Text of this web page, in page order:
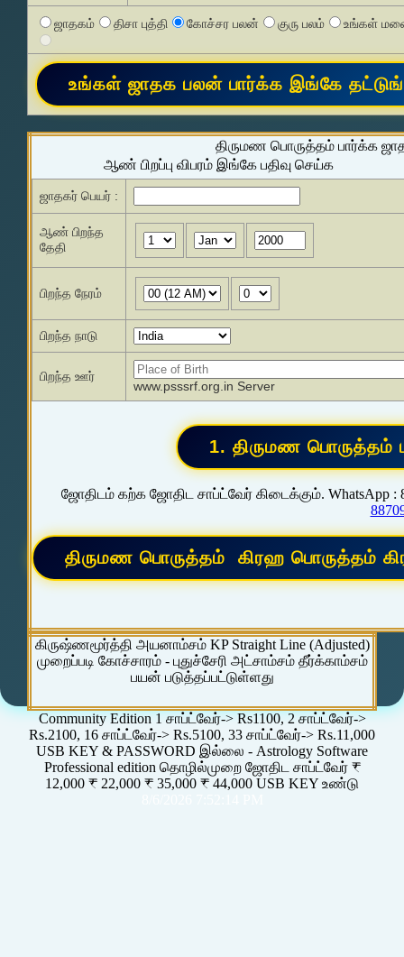
ஜாதகம் திசா புத்தி கோச்சர பலன் குரு பலம் உங்கள்
திருமண பொருத்தம் பார்க்க
ஆண் பிறப்பு விபரம் இங்கே பதிவு செய்க
ஜாதகர் பெயர் :
ஆண் பிறந்த
தேதி
பிறந்த நேரம்
பிறந்த நாடு
பிறந்த ஊர்
www.psssrf.org.in Server
ஜோதிடம் கற்க ஜோதிட சாப்ட்வேர் கிடைக்கும். WhatsApp :
கிருஷ்ணமூர்த்தி அயனாம்சம் KP Straight Line (Adjusted)
முறைப்படி கோச்சாரம் - புதுச்சேரி அட்சாம்சம் தீர்க்காம்சம்
பயன் படுத்தப்பட்டுள்ளது
Community Edition 1 சாப்ட்வேர்-> Rs1100, 2 சாப்ட்வேர்->
Rs.2100, 16 சாப்ட்வேர்-> Rs.5100, 33 சாப்ட்வேர்-> Rs.11,000
USB KEY & PASSWORD இல்லை - Astrology Software
Professional edition தொழில்முறை ஜோதிட சாப்ட்வேர் ₹
12,000 ₹ 22,000 ₹ 35,000 ₹ 44,000 USB KEY உண்டு